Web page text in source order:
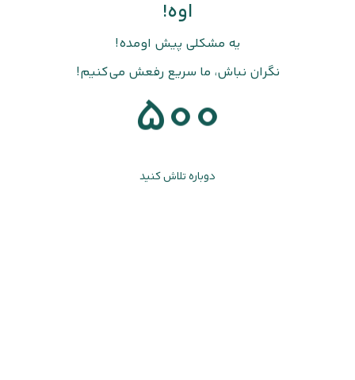
اوه!
یه مشکلی پیش اومده!
نگران نباش، ما سریع رفعش می‌کنیم!
500
دوباره تلاش کنید